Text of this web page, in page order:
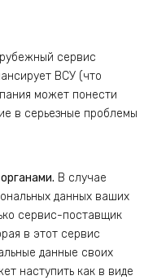
сервис
ВСУ (что
может понести
в серьезные проблемы
В случае
данных ваших
сервис-поставщик
в этот сервис
данные своих
наступить как в виде